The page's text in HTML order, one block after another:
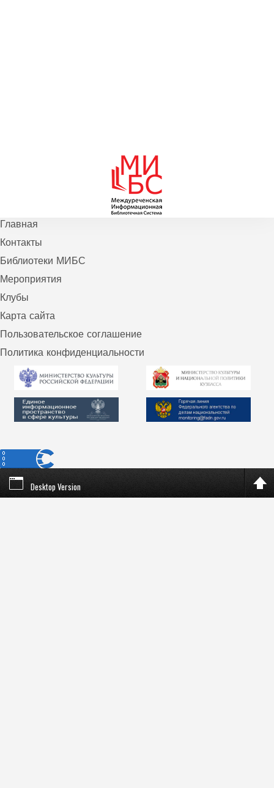
Главная
Контакты
Библиотеки МИБС
Мероприятия
Клубы
Карта сайта
Пользовательское соглашение
Политика конфиденциальности
Desktop Version